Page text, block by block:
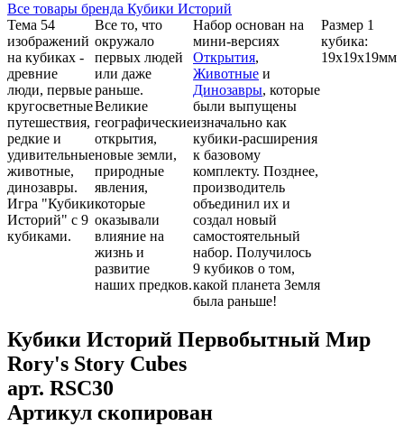
Все товары бренда Кубики Историй
Тема 54
изображений
на кубиках -
древние
люди, первые
кругосветные
путешествия,
редкие и
удивительные
животные,
динозавры.
Игра "Кубики
Историй" с 9
кубиками.
Все то, что
окружало
первых людей
или даже
раньше.
Великие
географические
открытия,
новые земли,
природные
явления,
которые
оказывали
влияние на
жизнь и
развитие
наших предков.
Набор основан на
мини-версиях
Открытия,
Животные и
Динозавры, которые
были выпущены
изначально как
кубики-расширения
к базовому
комплекту. Позднее,
производитель
объединил их и
создал новый
самостоятельный
набор. Получилось
9 кубиков о том,
какой планета Земля
была раньше!
Размер 1
кубика:
19х19х19мм
Кубики Историй Первобытный Мир
Rory's Story Cubes
арт. RSC30
Артикул скопирован